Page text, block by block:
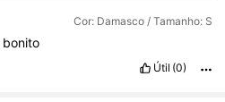
Cor: Damasco / Tamanho: S
bonito
Útil (0)